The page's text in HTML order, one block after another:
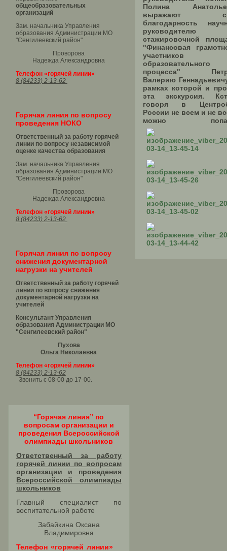
общеобразовательных
организаций
Зам. начальника Управления
образования Администрации МО
"Сенгилеевский район"
Проворова
Надежда Александровна
Телефон «горячей линии»
8 (84233) 2-13-62
Горячая линия по вопросу
проведения НОКО
Ответственный за работу горячей
линии по вопросу независимой
оценке качества образования
Зам. начальника Управления
образования Администрации МО
"Сенгилеевский район"
Проворова
Надежда Александровна
Телефон «горячей линии»
8 (84233) 2-13-62
Горячая линия по вопросу
снижения документарной
нагрузки на учителей
Ответственный за работу горячей
линии по вопросу снижения
документарной нагрузки на
учителей
Консультант Управления
образования Администрации МО
"Сенгилеевский район"
Пухова
Ольга Николаевна
Телефон «горячей линии»
8 (84233) 2-13-62
Звонить с 08-00 до 17-00.
“Горячая линия” по
вопросам организации и
проведения Всероссийской
олимпиады школьников
Ответственный за работу
горячей линии по вопросам
организации и проведения
Всероссийской олимпиады
школьников​
Главный специалист по
воспитательной работе
Забайкина Оксана
Владимировна
Телефон «горячей линии»
Полина
выражают
благодарность
руководителю
стажировочной
"Финансовая
участников
образовательного
процесса"
Валерию
рамках которой и
эта экскурсия.
говоря в
России не всем и не
можно